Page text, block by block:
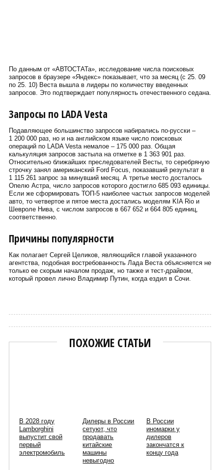
По данным от «АВТОСТАТа», исследование числа поисковых
запросов в браузере «Яндекс» показывает, что за месяц (с 25. 09
по 25. 10) Веста вышла в лидеры по количеству введенных
запросов. Это подтверждает популярность отечественного седана.
Запросы по LADA Vesta
Подавляющее большинство запросов набирались по-русски –
1 200 000 раз, но и на английском языке число поисковых
операций по LADA Vesta немалое – 175 000 раз. Общая
калькуляция запросов застыла на отметке в 1 363 901 раз.
Относительно ближайших преследователей Весты, то серебряную
строчку занял американский Ford Focus, показавший результат в
1 115 261 запрос за минувший месяц. А третье место досталось
Опелю Астра, число запросов которого достигло 685 093 единицы.
Если же сформировать ТОП-5 наиболее частых запросов моделей
авто, то четвертое и пятое места достались моделям KIA Rio и
Шевроле Нива, с числом запросов в 667 652 и 664 805 единиц,
соответственно.
Причины популярности
Как полагает Сергей Целиков, являющийся главой указанного
агентства, подобная востребованность Лада Веста объясняется не
только ее скорым началом продаж, но также и тест-драйвом,
который провел лично Владимир Путин, когда ездил в Сочи.
ПОХОЖИЕ СТАТЬИ
В 2028 году
Lamborghini
выпустит свой
первый
электромобиль
Дилеры в России
сетуют, что
продавать
китайские
машины
невыгодно
В России
иномарки у
дилеров
закончатся к
концу года